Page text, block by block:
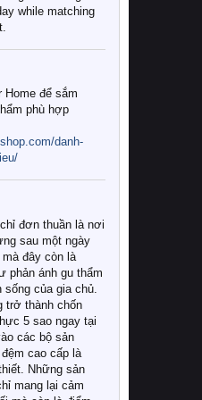
while matching
Home để sắm
phù hợp
danh-
đơn thuần là nơi
sau một ngày
đây còn là
phản ánh gu thẩm
sống của gia chủ.
trở thành chốn
5 sao ngay tại
các bộ sản
cao cấp là
Những sản
mang lại cảm